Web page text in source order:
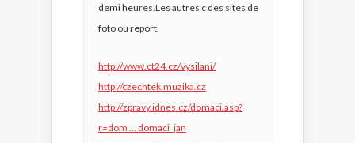
demi heures.Les autres c des sites de
foto ou report.
http://www.ct24.cz/vysilani/
http://czechtek.muzika.cz
http://zpravy.idnes.cz/domaci.asp?
r=dom … domaci_jan